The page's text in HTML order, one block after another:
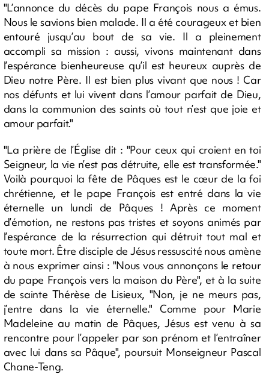
"L’annonce du décès du pape François nous a émus.
Nous le savions bien malade. Il a été courageux et bien
entouré jusqu’au bout de sa vie. Il a pleinement
accompli sa mission : aussi, vivons maintenant dans
l’espérance bienheureuse qu’il est heureux auprès de
Dieu notre Père. Il est bien plus vivant que nous ! Car
nos défunts et lui vivent dans l’amour parfait de Dieu,
dans la communion des saints où tout n’est que joie et
amour parfait."
"La prière de l’Église dit : "Pour ceux qui croient en toi
Seigneur, la vie n’est pas détruite, elle est transformée."
Voilà pourquoi la fête de Pâques est le cœur de la foi
chrétienne, et le pape François est entré dans la vie
éternelle un lundi de Pâques ! Après ce moment
d’émotion, ne restons pas tristes et soyons animés par
l’espérance de la résurrection qui détruit tout mal et
toute mort. Être disciple de Jésus ressuscité nous amène
à nous exprimer ainsi : "Nous vous annonçons le retour
du pape François vers la maison du Père", et à la suite
de sainte Thérèse de Lisieux, "Non, je ne meurs pas,
j’entre dans la vie éternelle." Comme pour Marie
Madeleine au matin de Pâques, Jésus est venu à sa
rencontre pour l’appeler par son prénom et l’entraîner
avec lui dans sa Pâque", poursuit Monseigneur Pascal
Chane-Teng.